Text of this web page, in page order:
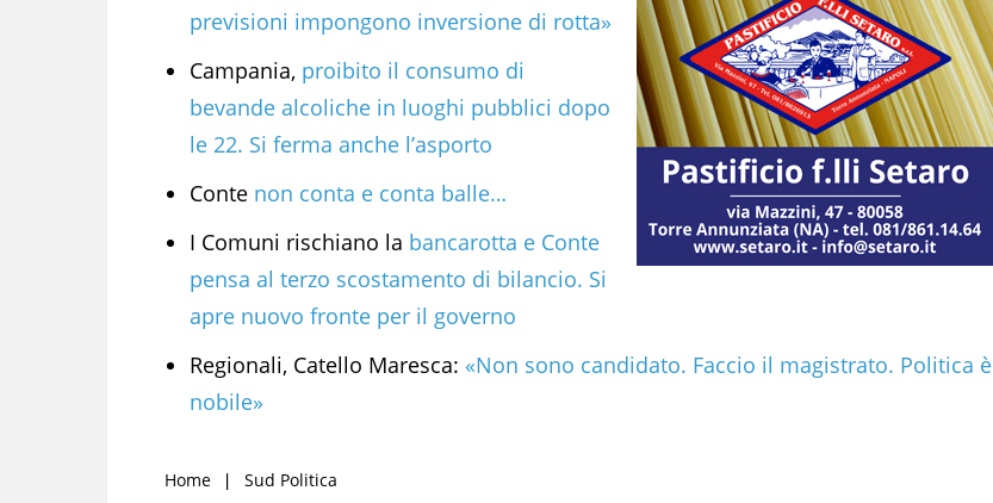
previsioni impongono inversione di rotta»
Campania, proibito il consumo di
bevande alcoliche in luoghi pubblici dopo
le 22. Si ferma anche l’asporto
Conte non conta e conta balle…
I Comuni rischiano la bancarotta e Conte
pensa al terzo scostamento di bilancio. Si
apre nuovo fronte per il governo
Regionali, Catello Maresca: «Non sono candidato. Faccio il magistrato. Politica è
nobile»
Home Sud Politica